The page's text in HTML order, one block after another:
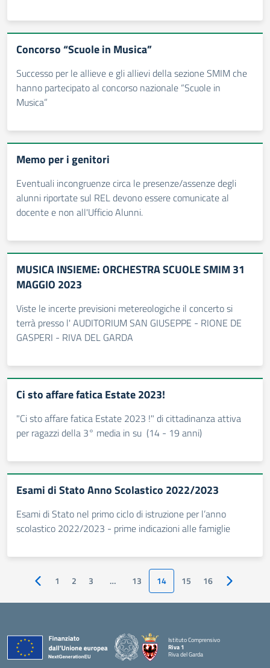
Concorso “Scuole in Musica”
Successo per le allieve e gli allievi della sezione SMIM che
hanno partecipato al concorso nazionale “Scuole in
Musica”
Memo per i genitori
Eventuali incongruenze circa le presenze/assenze degli
alunni riportate sul REL devono essere comunicate al
docente e non all'Ufficio Alunni.
MUSICA INSIEME: ORCHESTRA SCUOLE SMIM 31
MAGGIO 2023
Viste le incerte previsioni metereologiche il concerto si
terrà presso l' AUDITORIUM SAN GIUSEPPE - RIONE DE
GASPERI - RIVA DEL GARDA
Ci sto affare fatica Estate 2023!
"Ci sto affare fatica Estate 2023 !" di cittadinanza attiva
per ragazzi della 3° media in su (14 - 19 anni)
Esami di Stato Anno Scolastico 2022/2023
Esami di Stato nel primo ciclo di istruzione per l’anno
scolastico 2022/2023 - prime indicazioni alle famiglie
Pagina precedente
1 2 3 … 13 14 15 16 Pagina
Istituto Comprensivo
Riva 1
Riva del Garda